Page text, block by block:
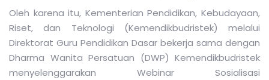
Oleh karena itu, Kementerian Pendidikan, Kebudayaan,
Riset, dan Teknologi (Kemendikbudristek) melalui
Direktorat Guru Pendidikan Dasar bekerja sama dengan
Dharma Wanita Persatuan (DWP) Kemendikbudristek
menyelenggarakan Webinar Sosialisasi